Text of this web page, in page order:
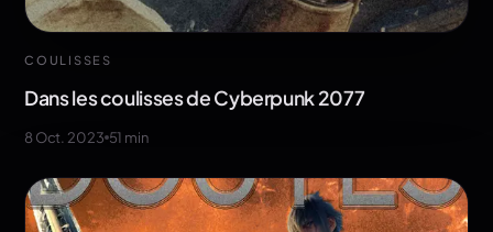
COULISSES
Dans les coulisses de Cyberpunk 2077
8 Oct. 2023 51 min